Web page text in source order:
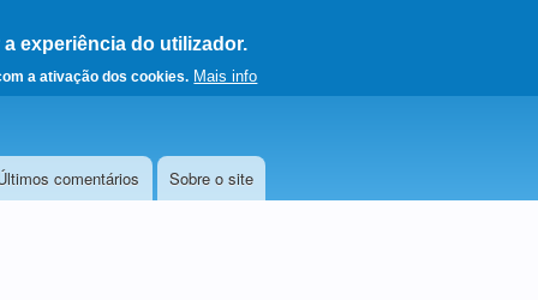
experiência do utilizador.
a ativação dos cookies. Mais info
página principal
comentários Sobre o site